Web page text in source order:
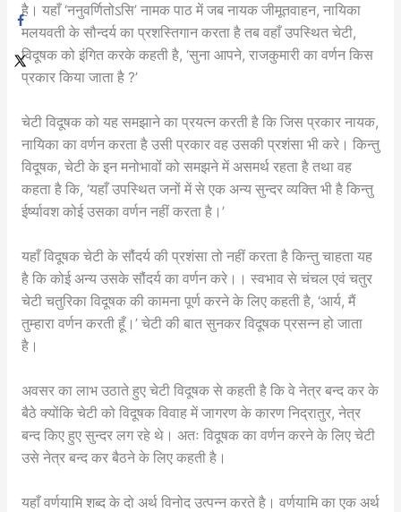
है। यहाँ ‘ननुवर्णितोऽसि’ नामक पाठ में जब नायक जीमूतवाहन, नायिका
मलयवती के सौन्दर्य का प्रशस्तिगान करता है तब वहाँ उपस्थित चेटी,
विदूषक को इंगित करके कहती है, ‘सुना आपने, राजकुमारी का वर्णन किस
प्रकार किया जाता है ?’
चेटी विदूषक को यह समझाने का प्रयत्न करती है कि जिस प्रकार नायक,
नायिका का वर्णन करता है उसी प्रकार वह उसकी प्रशंसा भी करे। किन्तु
विदूषक, चेटी के इन मनोभावों को समझने में असमर्थ रहता है तथा वह
कहता है कि, ‘यहाँ उपस्थित जनों में से एक अन्य सुन्दर व्यक्ति भी है किन्तु
ईर्ष्यावश कोई उसका वर्णन नहीं करता है।’
यहाँ विदूषक चेटी के सौंदर्य की प्रशंसा तो नहीं करता है किन्तु चाहता यह
है कि कोई अन्य उसके सौंदर्य का वर्णन करे।। स्वभाव से चंचल एवं चतुर
चेटी चतुरिका विदूषक की कामना पूर्ण करने के लिए कहती है, ‘आर्य, मैं
तुम्हारा वर्णन करती हूँ।’ चेटी की बात सुनकर विदूषक प्रसन्न हो जाता
है।
अवसर का लाभ उठाते हुए चेटी विदूषक से कहती है कि वे नेत्र बन्द कर के
बैठे क्योंकि चेटी को विदूषक विवाह में जागरण के कारण निद्रातुर, नेत्र
बन्द किए हुए सुन्दर लग रहे थे। अतः विदूषक का वर्णन करने के लिए चेटी
उसे नेत्र बन्द कर बैठने के लिए कहती है।
यहाँ वर्णयामि शब्द के दो अर्थ विनोद उत्पन्न करते है। वर्णयामि का एक अर्थ